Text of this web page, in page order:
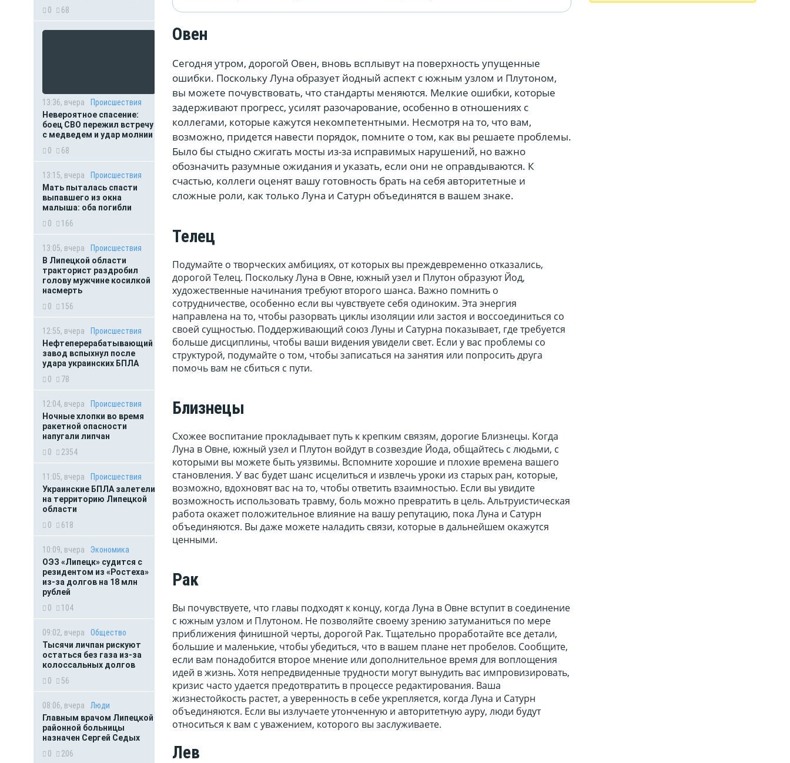
0
68
13:36, вчера
Происшествия
Невероятное спасение:
боец СВО пережил встречу
с медведем и удар молнии
0
68
13:15, вчера
Происшествия
Мать пыталась спасти
выпавшего из окна
малыша: оба погибли
0
166
13:05, вчера
Происшествия
В Липецкой области
тракторист раздробил
голову мужчине косилкой
насмерть
0
156
12:55, вчера
Происшествия
Нефтеперерабатывающий
завод вспыхнул после
удара украинских БПЛА
0
78
12:04, вчера
Происшествия
Ночные хлопки во время
ракетной опасности
напугали липчан
0
2354
11:05, вчера
Происшествия
Украинские БПЛА залетели
на территорию Липецкой
области
0
618
10:09, вчера
Экономика
ОЭЗ «Липецк» судится с
резидентом из «Ростеха»
из-за долгов на 18 млн
рублей
0
104
09:02, вчера
Общество
Тысячи личпан рискуют
остаться без газа из-за
колоссальных долгов
0
56
08:06, вчера
Люди
Главным врачом Липецкой
районной больницы
назначен Сергей Седых
0
206
Овен
Сегодня утром, дорогой Овен, вновь всплывут на поверхность упущенные
ошибки. Поскольку Луна образует йодный аспект с южным узлом и Плутоном,
вы можете почувствовать, что стандарты меняются. Мелкие ошибки, которые
задерживают прогресс, усилят разочарование, особенно в отношениях с
коллегами, которые кажутся некомпетентными. Несмотря на то, что вам,
возможно, придется навести порядок, помните о том, как вы решаете проблемы.
Было бы стыдно сжигать мосты из-за исправимых нарушений, но важно
обозначить разумные ожидания и указать, если они не оправдываются. К
счастью, коллеги оценят вашу готовность брать на себя авторитетные и
сложные роли, как только Луна и Сатурн объединятся в вашем знаке.
Телец
Подумайте о творческих амбициях, от которых вы преждевременно отказались,
дорогой Телец. Поскольку Луна в Овне, южный узел и Плутон образуют Йод,
художественные начинания требуют второго шанса. Важно помнить о
сотрудничестве, особенно если вы чувствуете себя одиноким. Эта энергия
направлена на то, чтобы разорвать циклы изоляции или застоя и воссоединиться со
своей сущностью. Поддерживающий союз Луны и Сатурна показывает, где требуется
больше дисциплины, чтобы ваши видения увидели свет. Если у вас проблемы со
структурой, подумайте о том, чтобы записаться на занятия или попросить друга
помочь вам не сбиться с пути.
Близнецы
Схожее воспитание прокладывает путь к крепким связям, дорогие Близнецы. Когда
Луна в Овне, южный узел и Плутон войдут в созвездие Йода, общайтесь с людьми, с
которыми вы можете быть уязвимы. Вспомните хорошие и плохие времена вашего
становления. У вас будет шанс исцелиться и извлечь уроки из старых ран, которые,
возможно, вдохновят вас на то, чтобы ответить взаимностью. Если вы увидите
возможность использовать травму, боль можно превратить в цель. Альтруистическая
работа окажет положительное влияние на вашу репутацию, пока Луна и Сатурн
объединяются. Вы даже можете наладить связи, которые в дальнейшем окажутся
ценными.
Рак
Вы почувствуете, что главы подходят к концу, когда Луна в Овне вступит в соединение
с южным узлом и Плутоном. Не позволяйте своему зрению затуманиться по мере
приближения финишной черты, дорогой Рак. Тщательно проработайте все детали,
большие и маленькие, чтобы убедиться, что в вашем плане нет пробелов. Сообщите,
если вам понадобится второе мнение или дополнительное время для воплощения
идей в жизнь. Хотя непредвиденные трудности могут вынудить вас импровизировать,
кризис часто удается предотвратить в процессе редактирования. Ваша
жизнестойкость растет, а уверенность в себе укрепляется, когда Луна и Сатурн
объединяются. Если вы излучаете утонченную и авторитетную ауру, люди будут
относиться к вам с уважением, которого вы заслуживаете.
Лев